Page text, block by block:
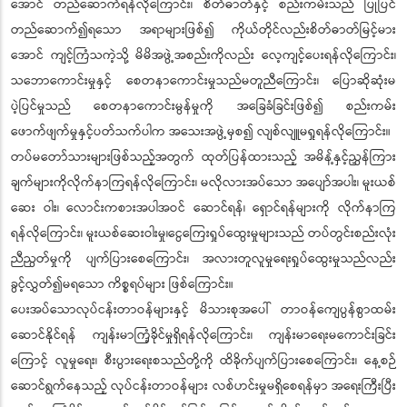
အောင် တည်ဆောက်ရန်လိုကြောင်း၊ စိတ်ဓာတ်နှင့် စည်းကမ်းသည် ပြုပြင်
တည်ဆောက်၍ရသော အရာများဖြစ်၍ ကိုယ်တိုင်လည်းစိတ်ဓာတ်မြင့်မား
အောင် ကျင့်ကြံသကဲ့သို့ မိမိအဖွဲ့အစည်းကိုလည်း လေ့ကျင့်ပေးရန်လိုကြောင်း၊
သဘောကောင်းမှုနှင့် စေတနာကောင်းမှုသည်မတူညီကြောင်း၊ ပြောဆိုဆုံးမ
ပဲ့ပြင်မှုသည် စေတနာကောင်းမွန်မှုကို အခြေခံခြင်းဖြစ်၍ စည်းကမ်း
ဖောက်ဖျက်မှုနှင့်ပတ်သက်ပါက အသေးအဖွဲ့မှစ၍ လျစ်လျူမရှုရန်လိုကြောင်း။
တပ်မတော်သားများဖြစ်သည့်အတွက် ထုတ်ပြန်ထားသည့် အမိန့်နှင့်ညွှန်ကြား
ချက်များကိုလိုက်နာကြရန်လိုကြောင်း၊ မလိုလားအပ်သော အပျော်အပါး၊ မူးယစ်
ဆေး ဝါး၊ လောင်းကစားအပါအဝင် ဆောင်ရန်၊ ရှောင်ရန်များကို လိုက်နာကြ
ရန်လိုကြောင်း၊ မူးယစ်ဆေးဝါးမှု၊ငွေကြေးရှုပ်ထွေးမှုများသည် တပ်တွင်းစည်းလုံး
ညီညွတ်မှုကို ပျက်ပြားစေကြောင်း၊ အလားတူလူမှုရေးရှုပ်ထွေးမှုသည်လည်း
ခွင့်လွှတ်၍မရသော ကိစ္စရပ်များ ဖြစ်ကြောင်း။
ပေးအပ်သောလုပ်ငန်းတာဝန်များနှင့် မိသားစုအပေါ် တာဝန်ကျေပွန်စွာထမ်း
ဆောင်နိုင်ရန် ကျန်းမာကြံ့ခိုင်မှုရှိရန်လိုကြောင်း၊ ကျန်းမာရေးမကောင်းခြင်း
ကြောင့် လူမှုရေး၊ စီးပွားရေးစသည်တို့ကို ထိခိုက်ပျက်ပြားစေကြောင်း၊ နေ့စဉ်
ဆောင်ရွက်နေသည့် လုပ်ငန်းတာဝန်များ လစ်ဟင်းမှုမရှိစေရန်မှာ အရေးကြီးပြီး